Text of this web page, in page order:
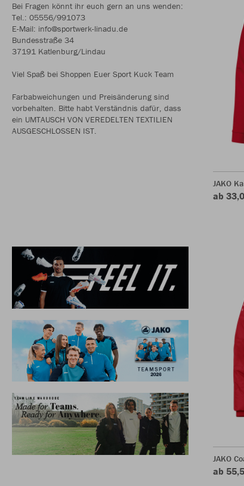
Bei Fragen könnt ihr euch gern an uns wenden:
Tel.: 05556/991073
E-Mail: info@sportwerk-linadu.de
Bundesstraße 34
37191 Katlenburg/Lindau
Viel Spaß bei Shoppen Euer Sport Kuck Team
Farbabweichungen und Preisänderung sind
vorbehalten. Bitte habt Verständnis dafür, dass
ein UMTAUSCH VON VEREDELTEN TEXTILIEN
AUSGESCHLOSSEN IST.
JAKO
ab
JAKO
ab